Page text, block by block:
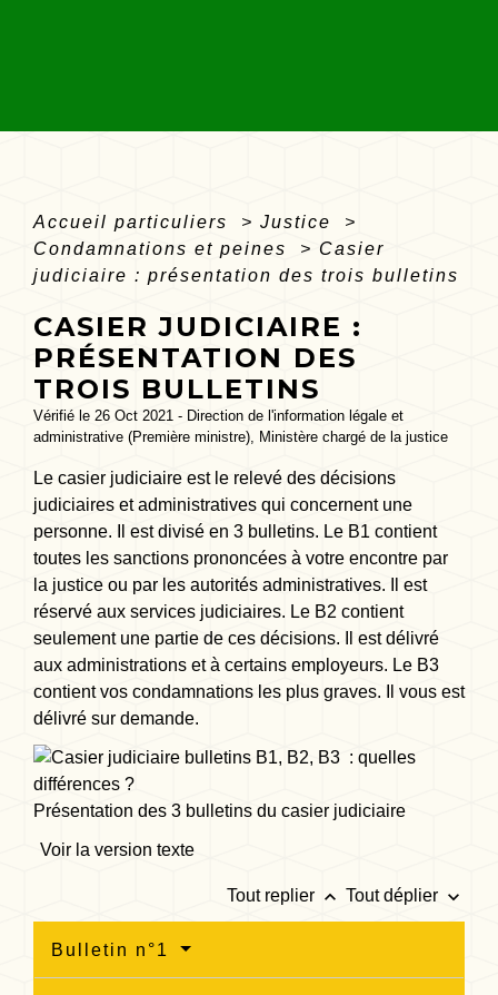
Accueil particuliers > Justice
>
Condamnations et peines
> Casier
judiciaire : présentation des trois bulletins
CASIER JUDICIAIRE :
PRÉSENTATION DES
TROIS BULLETINS
Vérifié le 26 Oct 2021 - Direction de l'information légale et
administrative (Première ministre), Ministère chargé de la justice
Le casier judiciaire est le relevé des décisions
judiciaires et administratives qui concernent une
personne. Il est divisé en 3 bulletins. Le B1 contient
toutes les sanctions prononcées à votre encontre par
la justice ou par les autorités administratives. Il est
réservé aux services judiciaires. Le B2 contient
seulement une partie de ces décisions. Il est délivré
aux administrations et à certains employeurs. Le B3
contient vos condamnations les plus graves. Il vous est
délivré sur demande.
Présentation des 3 bulletins du casier judiciaire
Voir la version texte
Tout replier keyboard_arrow_up Tout déplier keyboard_arrow_down
Bulletin n°1